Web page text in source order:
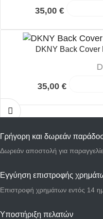
35,00 €
DKNY Back
35,00 €
Γρήγορη και δωρεάν
Δωρεάν αποστολή για
Εγγύηση επιστροφής
Επιστροφή χρημάτων εντός 14
Υποστήριξη πελατών